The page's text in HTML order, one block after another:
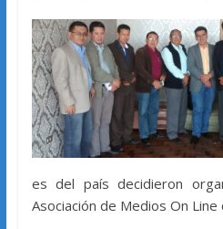
es del país decidieron
Asociación de Medios On Line